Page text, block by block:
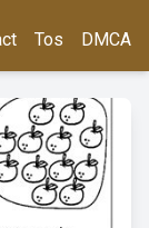
Tos DMCA